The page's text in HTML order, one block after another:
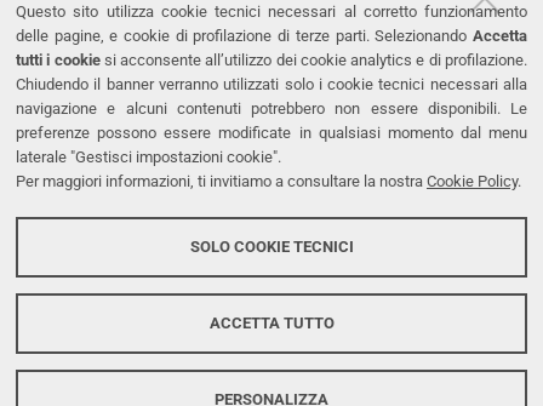
Questo sito utilizza cookie tecnici necessari al corretto funzionamento
delle pagine, e cookie di profilazione di terze parti. Selezionando Accetta
tutti i cookiesi acconsente all’utilizzo dei cookie analytics e di profilazione.
Chiudendo il banner verranno utilizzati solo i cookie tecnici necessari alla
navigazione e alcuni contenuti potrebbero non essere disponibili. Le
preferenze possono essere modificate in qualsiasi momento dal menu
laterale "Gestisci impostazioni cookie".
Per maggiori informazioni, ti invitiamo a consultare la nostra Cookie Policy.
SOLO COOKIE TECNICI
ACCETTA TUTTO
PERSONALIZZA
Tel. +39 0532 293111
Fax. +39 0532 293031
PEC
LINKS
Dichiarazione di accessibilità
Protezione dati personali